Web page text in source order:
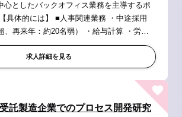
心としたバックオフィス業務を主導するポ
、再来年：約20名弱） ・給与計算 ・労務
定作成 ・オ
求人詳細を見る
託製造企業でのプロセス開発研究